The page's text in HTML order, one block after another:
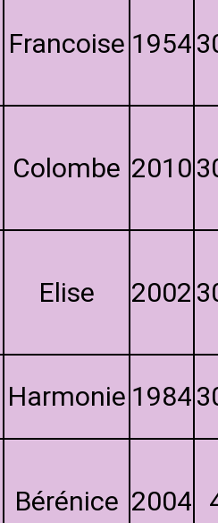
Francoise 1954
Colombe 2010
Elise 2002
Harmonie 1984
Bérénice 2004